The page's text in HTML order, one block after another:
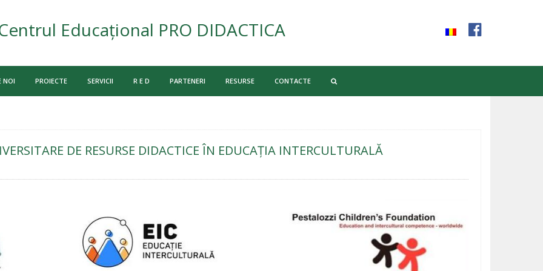
Educațional PRO DIDACTICA
NOI PROIECTE SERVICII R E D PARTENERI RESURSE CONTACTE
DE RESURSE DIDACTICE ÎN EDUCAŢIA INTERCULTURALĂ